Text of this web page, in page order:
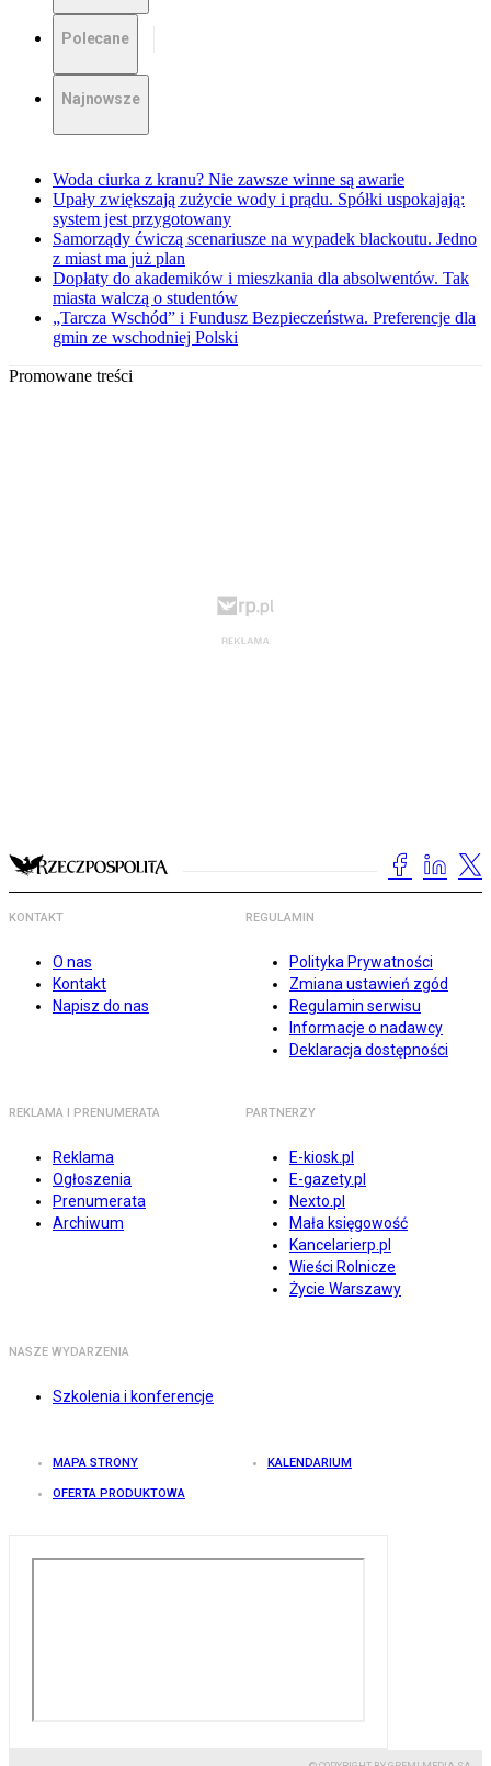
Polecane
Najnowsze
Woda ciurka z kranu? Nie zawsze winne są awarie
Upały zwiększają zużycie wody i prądu. Spółki uspokajają:
system jest przygotowany
Samorządy ćwiczą scenariusze na wypadek blackoutu. Jedno
z miast ma już plan
Dopłaty do akademików i mieszkania dla absolwentów. Tak
miasta walczą o studentów
„Tarcza Wschód” i Fundusz Bezpieczeństwa. Preferencje dla
gmin ze wschodniej Polski
Promowane treści
KONTAKT
O nas
Kontakt
Napisz do nas
REGULAMIN
Polityka Prywatności
Zmiana ustawień zgód
Regulamin serwisu
Informacje o nadawcy
Deklaracja dostępności
REKLAMA I PRENUMERATA
Reklama
Ogłoszenia
Prenumerata
Archiwum
PARTNERZY
E-kiosk.pl
E-gazety.pl
Nexto.pl
Mała księgowość
Kancelarierp.pl
Wieści Rolnicze
Życie Warszawy
NASZE WYDARZENIA
Szkolenia i konferencje
MAPA STRONY KALENDARIUM
OFERTA PRODUKTOWA